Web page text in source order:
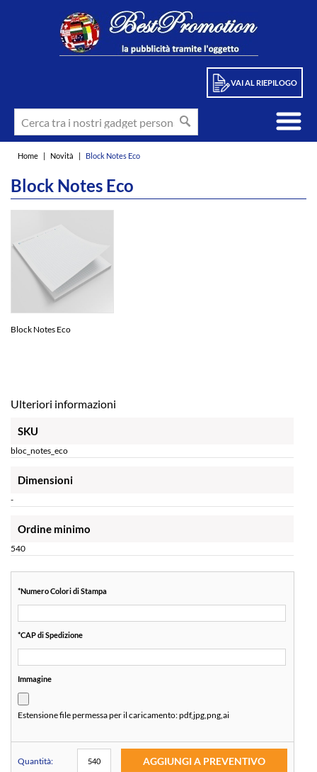
VAI AL RIEPILOGO
Home | Novità | Block Notes Eco
Block Notes Eco
Block Notes Eco
Ulteriori informazioni
SKU
bloc_notes_eco
Dimensioni
-
Ordine minimo
540
*Numero Colori di Stampa
*CAP di Spedizione
Immagine
Estensione file permessa per il caricamento:pdf,jpg,png,ai
Quantità: AGGIUNGI A PREVENTIVO